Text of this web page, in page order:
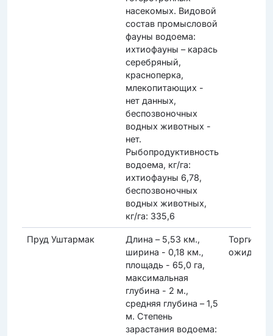
насекомых. Видовой
состав промысловой
фауны водоема:
ихтиофауны – карась
серебряный,
красноперка,
млекопитающих -
нет данных,
беспозвоночных
водных животных -
нет.
Рыбопродуктивность
водоема, кг/га:
ихтиофауны 6,78,
беспозвоночных
водных животных,
кг/га: 335,6
Пруд Уштармак
Длина – 5,53 км.,
ширина - 0,18 км.,
площадь - 65,0 га,
максимальная
глубина - 2 м.,
средняя глубина – 1,5
м. Степень
зарастания водоема:
Торги